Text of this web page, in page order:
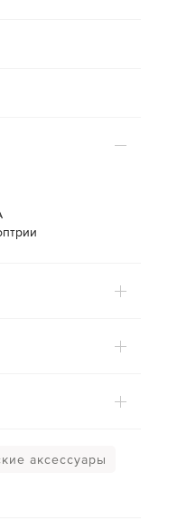
аксессуары